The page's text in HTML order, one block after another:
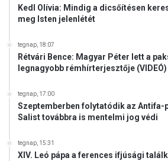
Kedl Olívia: Mindig a dicsőítésen
meg Isten jelenlétét
tegnap, 18:07
Rétvári Bence: Magyar Péter lett a
legnagyobb rémhírterjesztője (VIDEÓ)
tegnap, 17:00
Szeptemberben folytatódik az Antifa-
Salist továbbra is mentelmi jog védi
tegnap, 15:31
XIV. Leó pápa a ferences ifjúsági